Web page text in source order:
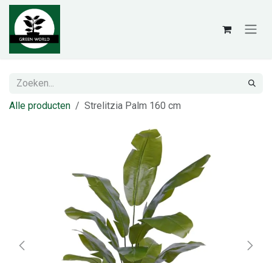
Overslaan naar inhoud
Alle producten Strelitzia Palm 160 cm